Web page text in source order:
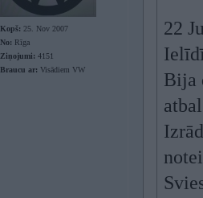
Kopš: 25. Nov 2007
No: Rīga
Ziņojumi: 4151
Braucu ar: Visādiem VW
22
Bija